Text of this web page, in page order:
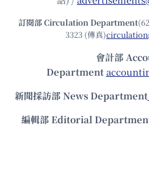
訂閱部 Circulation Department
3323 (傳真)
會計部
Department
新聞採訪部 News Department
編輯部 Editorial